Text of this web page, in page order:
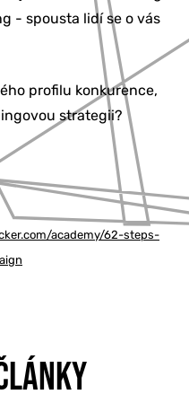
- spousta lidí se o vás
profilu konkurence,
strategii?
academy/62-steps-